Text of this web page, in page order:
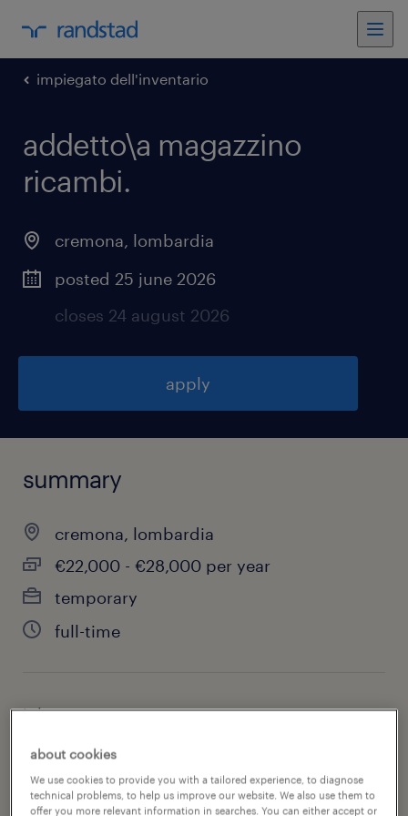
impiegato dell'inventario
addetto\a magazzino
ricambi.
cremona, lombardia
posted 25 june 2026
closes 24 august 2026
apply
summary
cremona, lombardia
€22,000 - €28,000 per year
temporary
full-time
job category
about cookies
We use cookies to provide you with a tailored experience, to diagnose
technical problems, to help us improve our website. We also use them to
offer you more relevant information in searches. You can either accept or